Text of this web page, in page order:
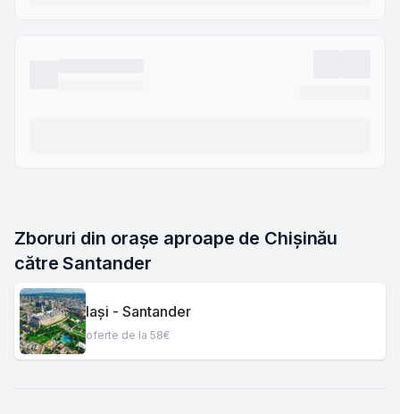
Zboruri din orașe aproape de Chișinău
către Santander
Iași - Santander
oferte de la 58€